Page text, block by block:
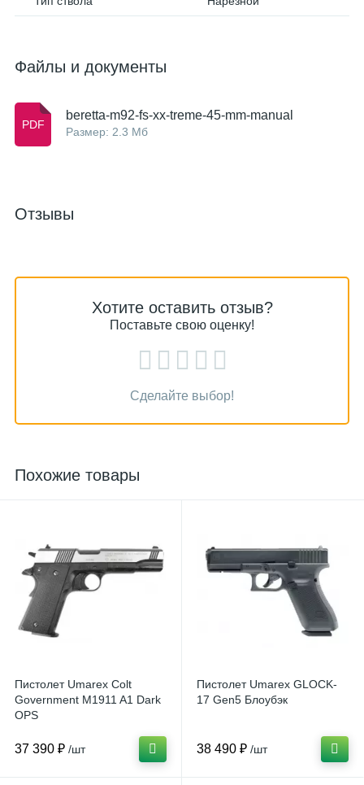
Файлы и документы
beretta-m92-fs-xx-treme-45-mm-manual
Размер: 2.3 Мб
Отзывы
Хотите оставить отзыв?
Поставьте свою оценку!
Сделайте выбор!
Похожие товары
Пистолет Umarex Colt
Government M1911 A1 Dark
OPS
37 390 ₽ /шт
Пистолет Umarex GLOCK-
17 Gen5 Блоубэк
38 490 ₽ /шт